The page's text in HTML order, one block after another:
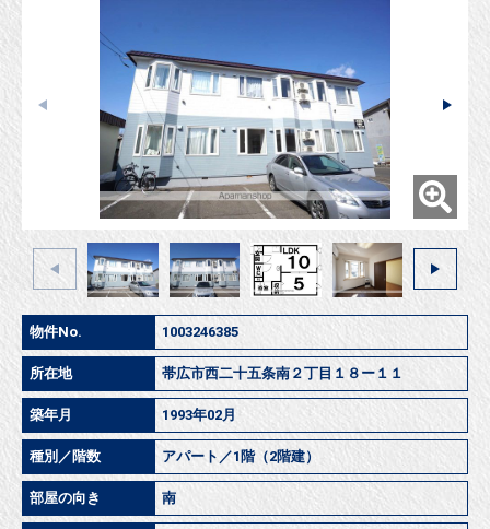
物件No. 1003246385
所在地 帯広市西二十五条南２丁目１８ー１１
築年月 1993年02月
種別／階数 アパート／1階（2階建）
部屋の向き 南